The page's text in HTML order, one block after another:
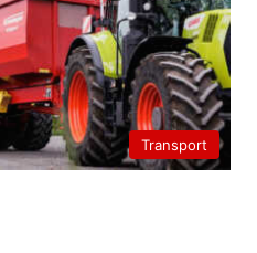
Transport